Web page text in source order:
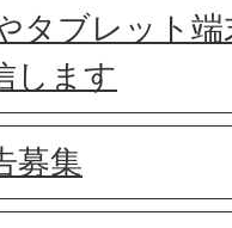
タブレット
します
募集